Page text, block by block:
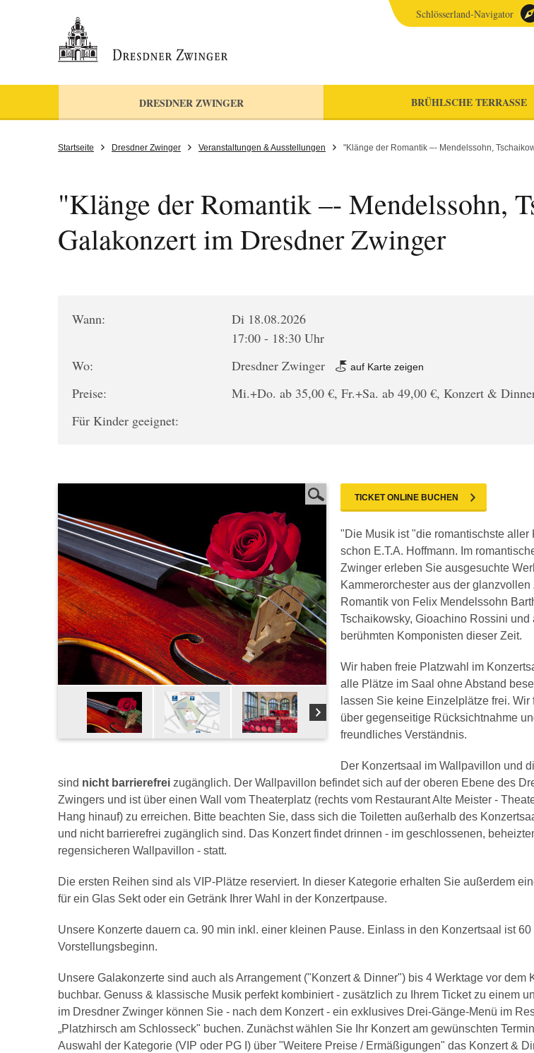
DRESDNER ZWINGER BRÜHLSCHE TERRASSE
Schlösserland-Navigator
Startseite Dresdner Zwinger Veranstaltungen & Ausstellungen "Klänge der Romantik –- Mendelssohn,
"Klänge der Romantik –- Mendelssohn,
Galakonzert im Dresdner Zwinger
Wann:
Di 18.08.2026
17:00 - 18:30 Uhr
Wo:
Dresdner Zwinger auf Karte zeigen
Preise:
Mi.+Do. ab 35,00 €, Fr.+Sa. ab 49,00 €, Konzert &
Für Kinder geeignet:
TICKET ONLINE BUCHEN
"Die Musik ist "die romantischste aller
schon E.T.A. Hoffmann. Im
Zwinger erleben Sie ausgesuchte
Kammerorchester aus der glanzvollen
Romantik von Felix Mendelssohn
Tschaikowsky, Gioachino Rossini und
berühmten Komponisten dieser Zeit.
Wir haben freie Platzwahl im
alle Plätze im Saal ohne Abstand
lassen Sie keine Einzelplätze frei. Wir
über gegenseitige Rücksichtnahme
freundliches Verständnis.
Der Konzertsaal im Wallpavillon und
sind nicht barrierefrei zugänglich. Der Wallpavillon befindet sich auf der oberen Ebene des
Zwingers und ist über einen Wall vom Theaterplatz (rechts vom Restaurant Alte Meister -
Hang hinauf) zu erreichen. Bitte beachten Sie, dass sich die Toiletten außerhalb des
und nicht barrierefrei zugänglich sind. Das Konzert findet drinnen - im geschlossenen,
regensicheren Wallpavillon - statt.
Die ersten Reihen sind als VIP-Plätze reserviert. In dieser Kategorie erhalten Sie außerdem
für ein Glas Sekt oder ein Getränk Ihrer Wahl in der Konzertpause.
Unsere Konzerte dauern ca. 90 min inkl. einer kleinen Pause. Einlass in den Konzertsaal ist 60
Vorstellungsbeginn.
Unsere Galakonzerte sind auch als Arrangement ("Konzert & Dinner") bis 4 Werktage vor dem
buchbar. Genuss & klassische Musik perfekt kombiniert - zusätzlich zu Ihrem Ticket zu einem
im Dresdner Zwinger können Sie - nach dem Konzert - ein exklusives Drei-Gänge-Menü im
„Platzhirsch am Schlosseck" buchen. Zunächst wählen Sie Ihr Konzert am gewünschten
Auswahl der Kategorie (VIP oder PG I) über "Weitere Preise / Ermäßigungen" das Konzert &